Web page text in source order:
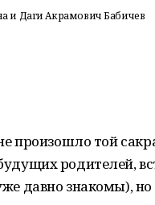
и Даги Акрамович Бабичев
произошло той
родителей,
давно знакомы),